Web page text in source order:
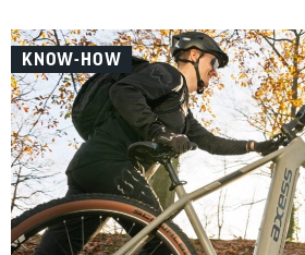
unterschiedlichen Ansätzen. Während
elektronische Ketten- und
konzentriert sich SRAM vor allem auf
elektronische Kettenschaltungen. In
zeigen wir dir, welche elektronischen
Shimano und SRAM gibt, wofür und
eignen und worin sich die beiden
unterscheiden.
KNOW-HOW